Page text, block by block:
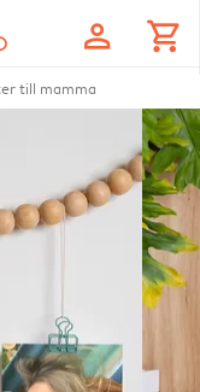
profile shopping_cart
till mamma